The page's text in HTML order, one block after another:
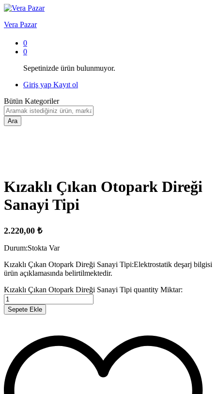
Vera Pazar
0
0
Sepetinizde ürün bulunmuyor.
Giriş yap Kayıt ol
Bütün Kategoriler
Ara
Kızaklı Çıkan Otopark Direği
Sanayi Tipi
2.220,00 ₺
Durum:Stokta Var
Kızaklı Çıkan Otopark Direği Sanayi Tipi:Elektrostatik deşarj bilgisi
ürün açıklamasında belirtilmektedir.
Kızaklı Çıkan Otopark Direği Sanayi Tipi quantity Miktar:
Sepete Ekle